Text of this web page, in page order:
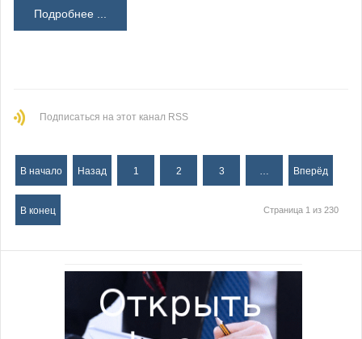
Подробнее ...
Подписаться на этот канал RSS
В начало Назад 1 2 3 Вперёд
В конец Страница 1 из 230